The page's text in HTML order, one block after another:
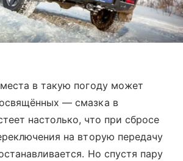
в такую погоду может
— смазка в
настолько, что при сбросе
на вторую передачу
Но спустя пару